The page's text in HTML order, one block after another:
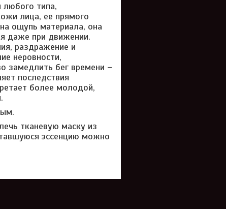
типа,
лица, ее прямого
ощупь материала, она
даже при движении.
раздражение и
неровности,
замедлить бег времени –
последствия
более молодой,
тканевую маску из
эссенцию можно